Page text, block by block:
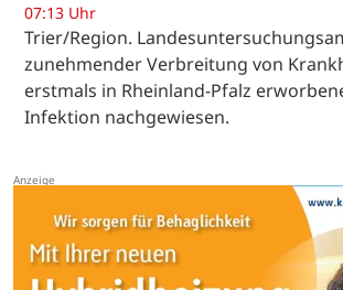
07:13 Uhr
Trier/Region.
zunehmender Verbreitung von
erstmals in Rheinland-Pfalz
Infektion nachgewiesen.